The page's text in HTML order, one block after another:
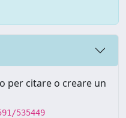
per citare o creare un
535449